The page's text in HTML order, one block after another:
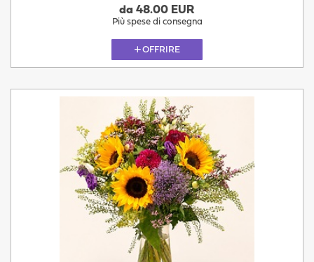
da 48.00 EUR
Più spese di consegna
OFFRIRE